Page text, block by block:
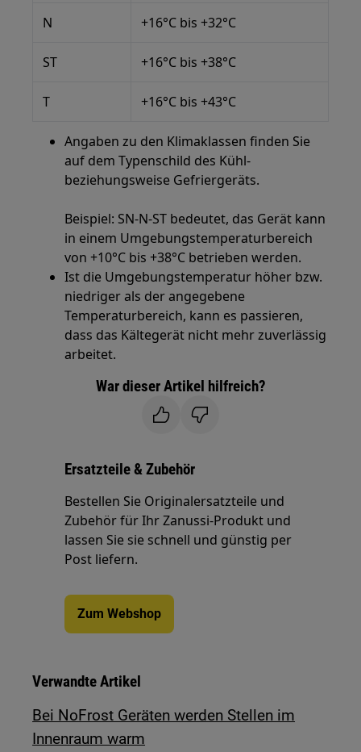
N +16°C bis +32°C
ST +16°C bis +38°C
T +16°C bis +43°C
Angaben zu den Klimaklassen finden Sie
auf dem Typenschild des Kühl-
beziehungsweise Gefriergeräts.
Beispiel: SN-N-ST bedeutet, das Gerät kann
in einem Umgebungstemperaturbereich
von +10°C bis +38°C betrieben werden.
Ist die Umgebungstemperatur höher bzw.
niedriger als der angegebene
Temperaturbereich, kann es passieren,
dass das Kältegerät nicht mehr zuverlässig
arbeitet.
War dieser Artikel hilfreich?
Ersatzteile & Zubehör
Bestellen Sie Originalersatzteile und
Zubehör für Ihr Zanussi-Produkt und
lassen Sie sie schnell und günstig per
Post liefern.
Zum Webshop
Verwandte Artikel
Bei NoFrost Geräten werden Stellen im
Innenraum warm